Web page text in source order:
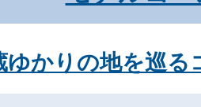
ゆかりの地を巡る